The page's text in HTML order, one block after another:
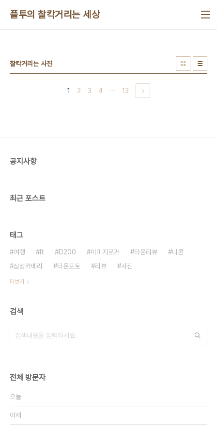
플투의 찰칵거리는 세상
찰칵거리는 사진
1 2 3 4 ··· 13
공지사항
최근 포스트
태그
여행 It D200 이미지로거 타운리뷰
니콘
삼성카메라
타운포토 리뷰 사진
더보기
검색
전체 방문자
오늘
어제